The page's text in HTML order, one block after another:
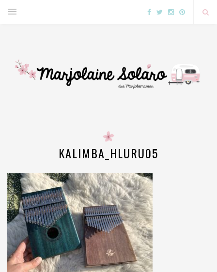
KALIMBA_HLURU05